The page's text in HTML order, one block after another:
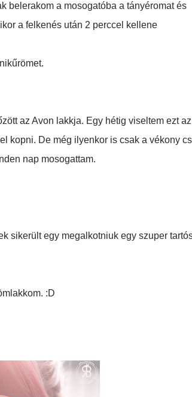
belerakom a mosogatóba a tányéromat és
a felkenés után 2 perccel kellene
az Avon lakkja. Egy hétig viseltem ezt az
kopni. De még ilyenkor is csak a vékony
nap mosogattam.
sikerült egy megalkotniuk egy szuper
:D